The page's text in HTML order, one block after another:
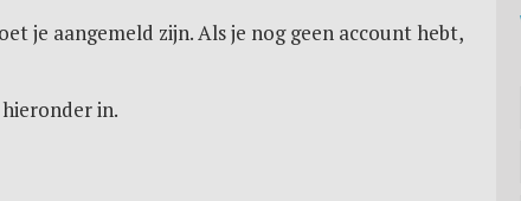
je aangemeld zijn. Als je nog geen account hebt,
in.